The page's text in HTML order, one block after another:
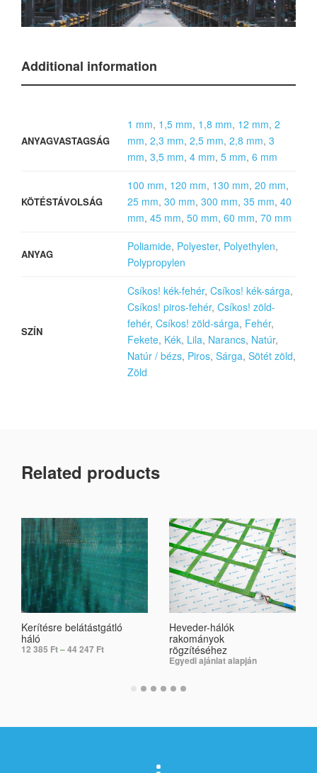
Additional information
ANYAGVASTAGSÁG
1 mm, 1,5 mm, 1,8 mm, 12 mm, 2
mm, 2,3 mm, 2,5 mm, 2,8 mm, 3
mm, 3,5 mm, 4 mm, 5 mm, 6 mm
KÖTÉSTÁVOLSÁG
100 mm, 120 mm, 130 mm, 20 mm,
25 mm, 30 mm, 300 mm, 35 mm, 40
mm, 45 mm, 50 mm, 60 mm, 70 mm
ANYAG
Poliamide, Polyester, Polyethylen,
Polypropylen
SZÍN
Csíkos! kék-fehér, Csíkos! kék-sárga,
Csíkos! piros-fehér, Csíkos! zöld-
fehér, Csíkos! zöld-sárga, Fehér,
Fekete, Kék, Lila, Narancs, Natúr,
Natúr / bézs, Piros, Sárga, Sötét zöld,
Zöld
Related products
Kerítésre belátástgátló
háló
12 385 Ft–44 247 Ft
Heveder-hálók
rakományok
rögzítéséhez
Egyedi ajánlat alapján
SELECT OPTIONS